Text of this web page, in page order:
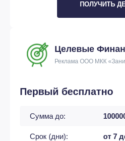
ПОЛУЧИТЬ
Целевые
Реклама ООО МКК
Первый бесплатно
Сумма до:
Срок (дни): от 7